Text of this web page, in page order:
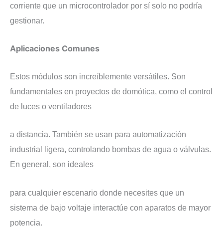
corriente que un microcontrolador por sí solo no podría
gestionar.
Aplicaciones Comunes
Estos módulos son increíblemente versátiles. Son
fundamentales en proyectos de domótica, como el control
de luces o ventiladores
a distancia. También se usan para automatización
industrial ligera, controlando bombas de agua o válvulas.
En general, son ideales
para cualquier escenario donde necesites que un
sistema de bajo voltaje interactúe con aparatos de mayor
potencia.